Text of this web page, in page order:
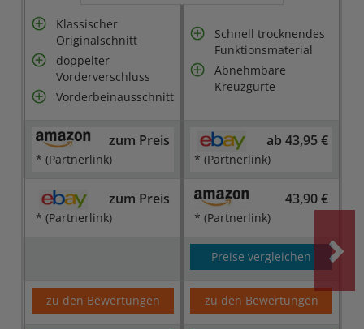
Klassischer
Originalschnitt
doppelter
Vorderverschluss
Vorderbeinausschnitt
Schnell trocknendes
Funktionsmaterial
Abnehmbare
Kreuzgurte
zum Preis
* (Partnerlink)
ab 43,95 €
* (Partnerlink)
zum Preis
* (Partnerlink)
43,90 €
* (Partnerlink)
Preise vergleichen
zu den Bewertungen zu den Bewertungen